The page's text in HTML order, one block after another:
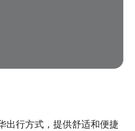
出行方式，提供舒适和便捷